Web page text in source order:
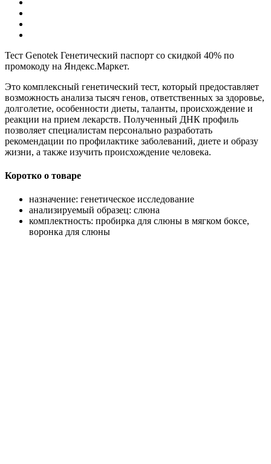
Тест Genotek Генетический паспорт со скидкой 40% по
промокоду на Яндекс.Маркет.
Это комплексный генетический тест, который предоставляет
возможность анализа тысяч генов, ответственных за здоровье,
долголетие, особенности диеты, таланты, происхождение и
реакции на прием лекарств. Полученный ДНК профиль
позволяет специалистам персонально разработать
рекомендации по профилактике заболеваний, диете и образу
жизни, а также изучить происхождение человека.
Коротко о товаре
назначение: генетическое исследование
анализируемый образец: слюна
комплектность: пробирка для слюны в мягком боксе,
воронка для слюны